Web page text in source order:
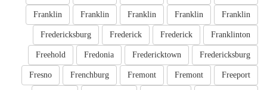
Franklin
Franklin
Franklin
Franklin
Franklin
Franklinton
Frederick
Frederick
Fredericksburg
Fredericksburg
Fredericktown
Fredonia
Freehold
Freeport
Fremont
Fremont
Frenchburg
Fresno